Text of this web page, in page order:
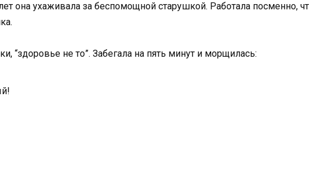
она ухаживала за беспомощной старушкой. Работала посменно,
“здоровье не то”. Забегала на пять минут и морщилась: